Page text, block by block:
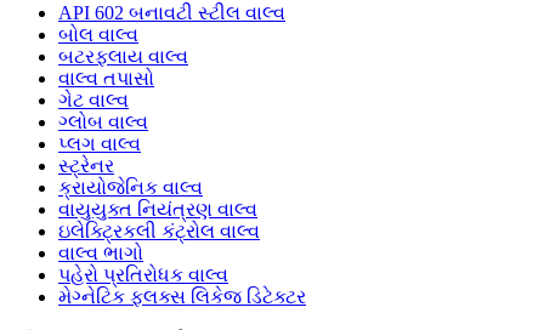
API 602 બનાવટી સ્ટીલ વાલ્વ
બોલ વાલ્વ
બટરફ્લાય વાલ્વ
વાલ્વ તપાસો
ગેટ વાલ્વ
ગ્લોબ વાલ્વ
પ્લગ વાલ્વ
સ્ટ્રેનર
ક્રાયોજેનિક વાલ્વ
વાયુયુક્ત નિયંત્રણ વાલ્વ
ઇલેક્ટ્રિકલી કંટ્રોલ વાલ્વ
વાલ્વ ભાગો
પહેરો પ્રતિરોધક વાલ્વ
મેગ્નેટિક ફ્લક્સ લિકેજ ડિટેક્ટર